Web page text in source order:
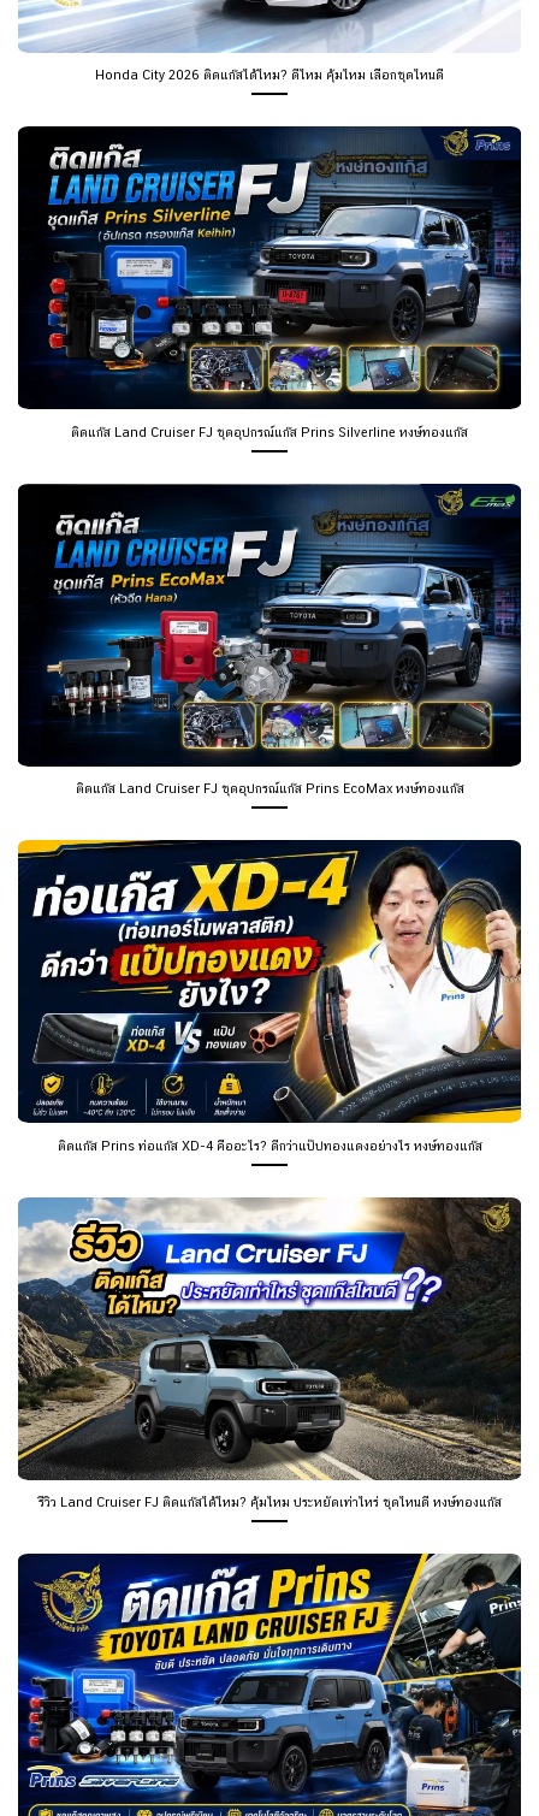
Honda City 2026 ติดแก๊สได้ไหม? ดีไหม คุ้มไหม เลือกชุดไหนดี
ติดแก๊ส Land Cruiser FJ ชุดอุปกรณ์แก๊ส Prins Silverline หงษ์ทองแก๊ส
ติดแก๊ส Land Cruiser FJ ชุดอุปกรณ์แก๊ส Prins EcoMax หงษ์ทองแก๊ส
ติดแก๊ส Prins ท่อแก๊ส XD-4 คืออะไร? ดีกว่าแป๊ปทองแดงอย่างไร หงษ์ทองแก๊ส
รีวิว Land Cruiser FJ ติดแก๊สได้ไหม? คุ้มไหม ประหยัดเท่าไหร่ ชุดไหนดี หงษ์ทองแก๊ส